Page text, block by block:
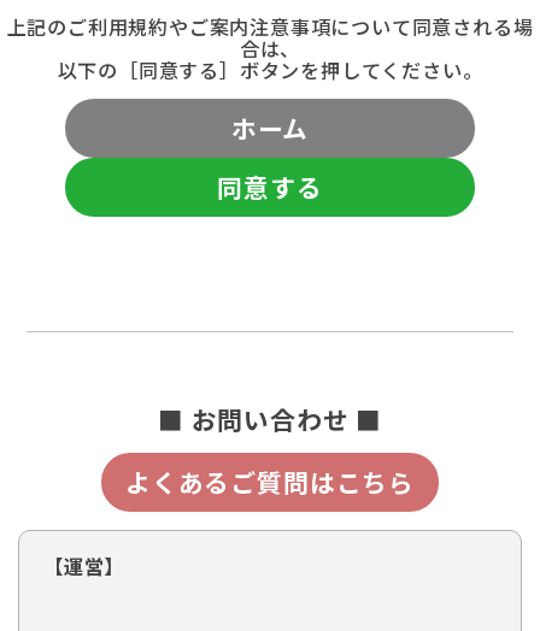
上記のご利用規約やご案内注意事項について同意される場
合は、
以下の［同意する］ボタンを押してください。
ホーム
同意する
■ お問い合わせ ■
よくあるご質問はこちら
【運営】